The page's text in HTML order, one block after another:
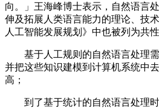
向。」王海峰博士表示，自然语言
伸及拓展人类语言能力的理论、技
人工智能发展规划》中也被列为共性
基于人工规则的自然语言处理需
并把这些知识建模到计算机系统中
高；
到了基于统计的自然语言处理时